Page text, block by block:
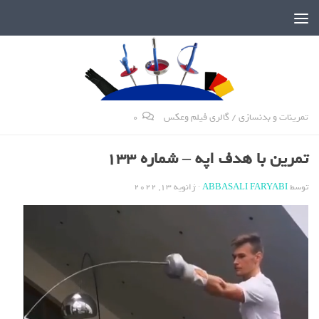
تمرینات و بدنسازی/ گالری فیلم وعکس 0
تمرین با هدف اپه – شماره 133
توسطABBASALI FARYABI
· ژانویه 13, 2022